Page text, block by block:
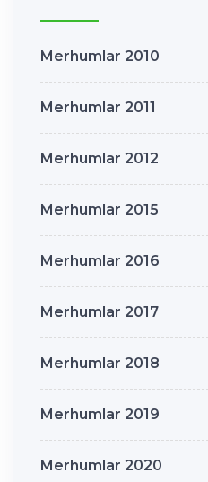
Merhumlar 2010
Merhumlar 2011
Merhumlar 2012
Merhumlar 2015
Merhumlar 2016
Merhumlar 2017
Merhumlar 2018
Merhumlar 2019
Merhumlar 2020